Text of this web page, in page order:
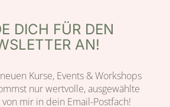
DICH FÜR DEN
AN!
Kurse, Events & Workshops
nur wertvolle, ausgewählte
mir in dein Email-Postfach!